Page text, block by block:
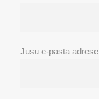
Jūsu e-pasta adrese